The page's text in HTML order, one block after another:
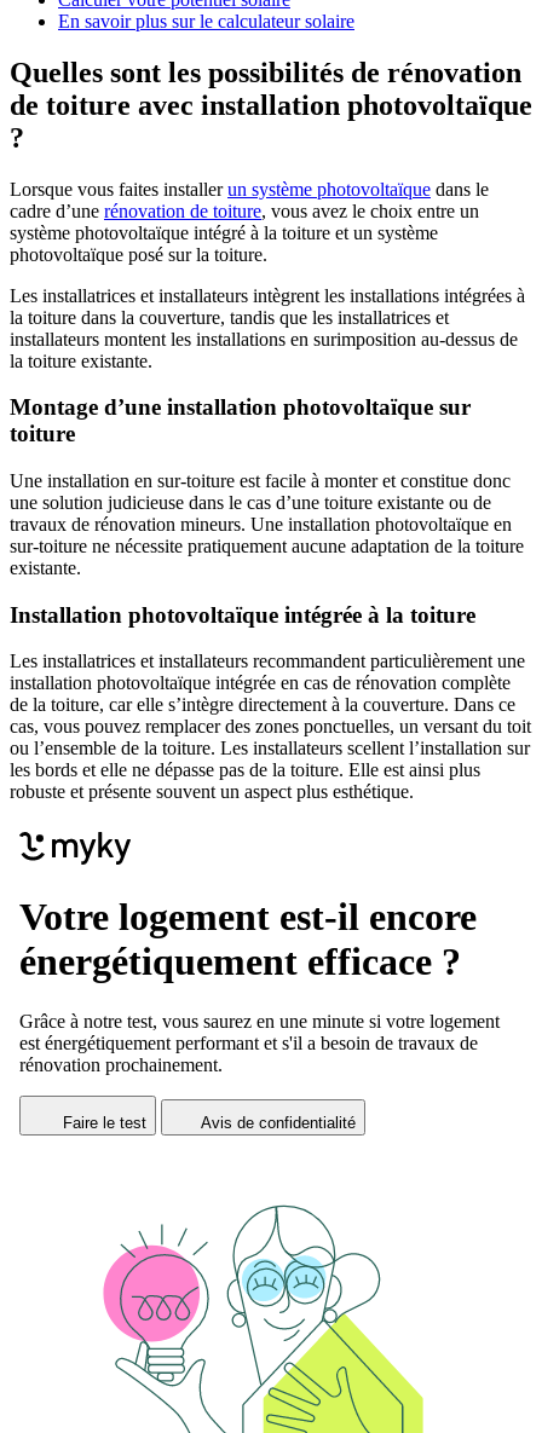
En savoir plus sur le calculateur solaire
Quelles sont les possibilités de rénovation
de toiture avec installation photovoltaïque
?
Lorsque vous faites installerun système photovoltaïque dans le
cadre d’une rénovation de toiture, vous avez le choix entre un
système photovoltaïque intégré à la toiture et un système
photovoltaïque posé sur la toiture.
Les installatrices et installateurs intègrent les installations intégrées à
la toiture dans la couverture, tandis que les installatrices et
installateurs montent les installations en surimposition au-dessus de
la toiture existante.
Montage d’une installation photovoltaïque sur
toiture
Une installation en sur-toiture est facile à monter et constitue donc
une solution judicieuse dans le cas d’une toiture existante ou de
travaux de rénovation mineurs. Une installation photovoltaïque en
sur-toiture ne nécessite pratiquement aucune adaptation de la toiture
existante.
Installation photovoltaïque intégrée à la toiture
Les installatrices et installateurs recommandent particulièrement une
installation photovoltaïque intégrée en cas de rénovation complète
de la toiture, car elle s’intègre directement à la couverture. Dans ce
cas, vous pouvez remplacer des zones ponctuelles, un versant du toit
ou l’ensemble de la toiture. Les installateurs scellent l’installation sur
les bords et elle ne dépasse pas de la toiture. Elle est ainsi plus
robuste et présente souvent un aspect plus esthétique.